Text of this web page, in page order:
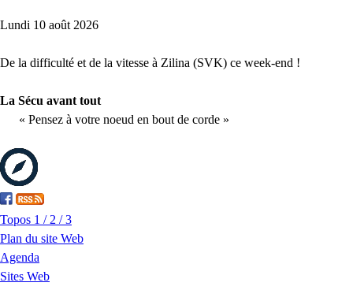
Lundi 10 août 2026
De la difficulté et de la vitesse à Zilina (SVK) ce week-end !
La Sécu avant tout
« Pensez à votre noeud en bout de corde »
Topos 1 / 2 / 3
Plan du site Web
Agenda
Sites Web